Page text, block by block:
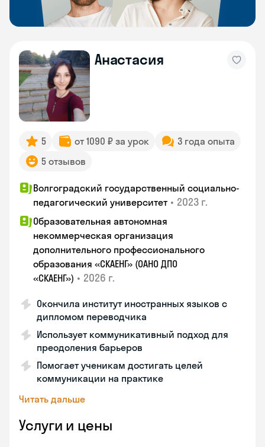
Анастасия
5 от 1090 ₽ за урок
3 года опыта
5 отзывов
Волгоградский государственный социально-
педагогический университет • 2023 г.
Образовательная автономная
некоммерческая организация
дополнительного профессионального
образования «СКАЕНГ» (ОАНО ДПО
«СКАЕНГ») • 2026 г.
Окончила институт иностранных языков с
дипломом переводчика
Использует коммуникативный подход для
преодоления барьеров
Помогает ученикам достигать целей
коммуникации на практике
Читать дальше
Услуги и цены